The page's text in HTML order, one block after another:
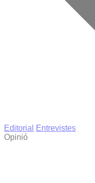
Editorial
Entrevistes
Opinió